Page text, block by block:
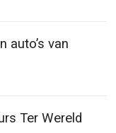
auto’s van
Ter Wereld